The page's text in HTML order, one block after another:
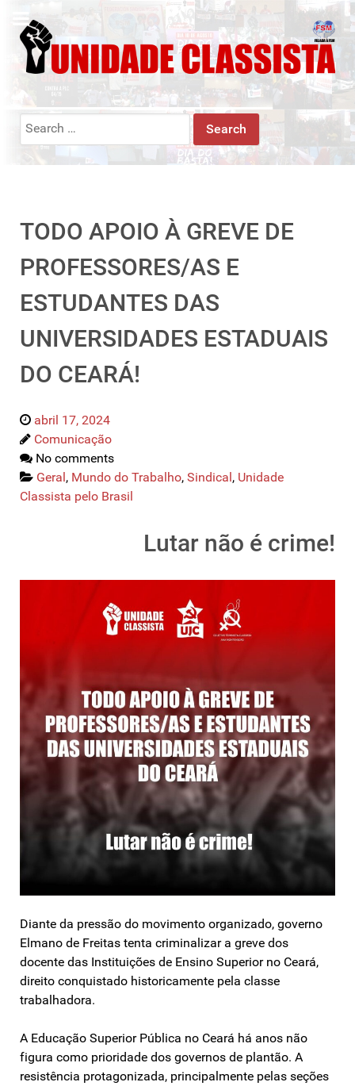
Search
TODO APOIO À GREVE DE
PROFESSORES/AS E
ESTUDANTES DAS
UNIVERSIDADES ESTADUAIS
DO CEARÁ!
abril 17, 2024
Comunicação
No comments
Geral, Mundo do Trabalho, Sindical, Unidade
Classista pelo Brasil
Lutar não é crime!
Diante da pressão do movimento organizado, governo
Elmano de Freitas tenta criminalizar a greve dos
docente das Instituições de Ensino Superior no Ceará,
direito conquistado historicamente pela classe
trabalhadora.
A Educação Superior Pública no Ceará há anos não
figura como prioridade dos governos de plantão. A
resistência protagonizada, principalmente pelas seções